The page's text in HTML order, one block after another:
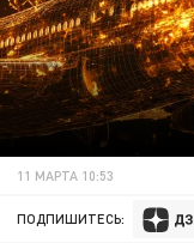
11 МАРТА 10:53
ПОДПИШИТЕСЬ: